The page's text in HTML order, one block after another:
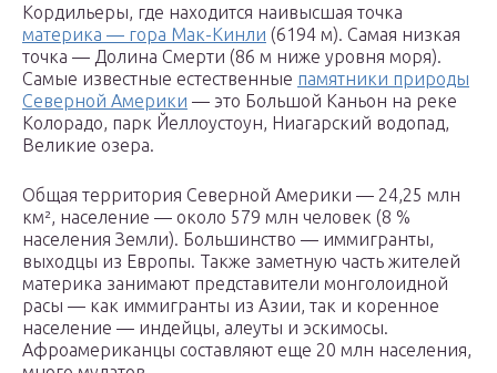
Кордильеры, где находится наивысшая точка
материка — гора Мак-Кинли (6194 м). Самая низкая
точка — Долина Смерти (86 м ниже уровня моря).
Самые известные естественные памятники природы
Северной Америки — это Большой Каньон на реке
Колорадо, парк Йеллоустоун, Ниагарский водопад,
Великие озера.
Общая территория Северной Америки — 24,25 млн
км², население — около 579 млн человек (8 %
населения Земли). Большинство — иммигранты,
выходцы из Европы. Также заметную часть жителей
материка занимают представители монголоидной
расы — как иммигранты из Азии, так и коренное
население — индейцы, алеуты и эскимосы.
Афроамериканцы составляют еще 20 млн населения,